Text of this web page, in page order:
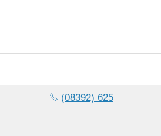
(08392) 625